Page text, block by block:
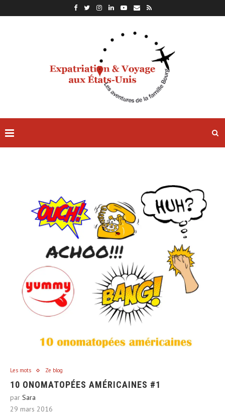
Les mots Ze blog
10 ONOMATOPÉES AMÉRICAINES #1
par Sara
29 mars 2016